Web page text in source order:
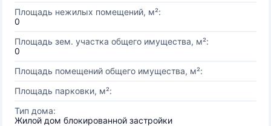
Площадь нежилых помещений, м²:
0
Площадь зем. участка общего имущества, м²:
0
Площадь помещений общего имущества, м²:
Площадь парковки, м²:
Тип дома:
Жилой дом блокированной застройки